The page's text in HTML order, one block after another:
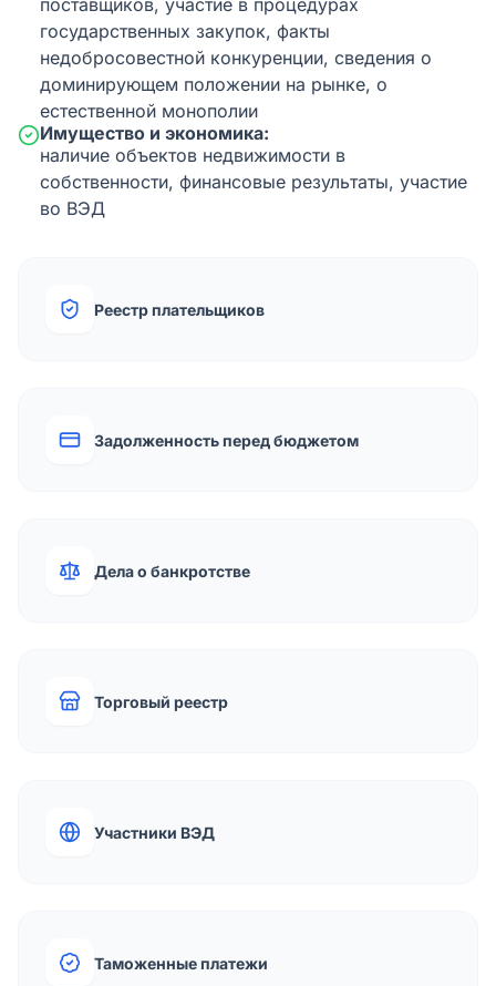
поставщиков, участие в процедурах
государственных закупок, факты
недобросовестной конкуренции, сведения о
доминирующем положении на рынке, о
естественной монополии
Имущество и экономика:
наличие объектов недвижимости в
собственности, финансовые результаты, участие
во ВЭД
Реестр плательщиков
Задолженность перед бюджетом
Дела о банкротстве
Торговый реестр
Участники ВЭД
Таможенные платежи